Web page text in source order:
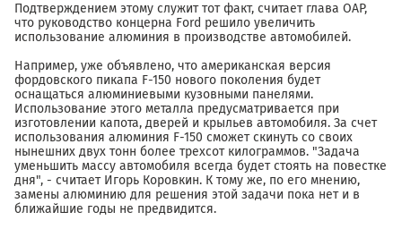
Подтверждением этому служит тот факт, считает глава ОАР,
что руководство концерна Ford решило увеличить
использование алюминия в производстве автомобилей.
Например, уже объявлено, что американская версия
фордовского пикапа F-150 нового поколения будет
оснащаться алюминиевыми кузовными панелями.
Использование этого металла предусматривается при
изготовлении капота, дверей и крыльев автомобиля. За счет
использования алюминия F-150 сможет скинуть со своих
нынешних двух тонн более трехсот килограммов. "Задача
уменьшить массу автомобиля всегда будет стоять на повестке
дня", - считает Игорь Коровкин. К тому же, по его мнению,
замены алюминию для решения этой задачи пока нет и в
ближайшие годы не предвидится.